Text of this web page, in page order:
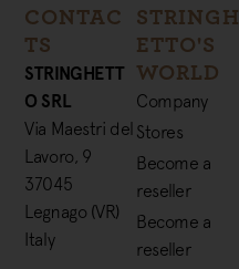
CONTAC
TS
STRINGHETT
O SRL
Via Maestri del
Lavoro, 9
37045
Legnago (VR)
Italy
STRINGH
ETTO'S
WORLD
Company
Stores
Become a
reseller
Become a
reseller